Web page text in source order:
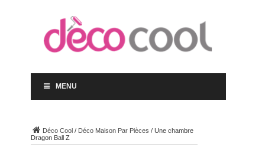
MENU
Déco Cool/ Déco Maison Par Pièces / Une chambre
Dragon Ball Z